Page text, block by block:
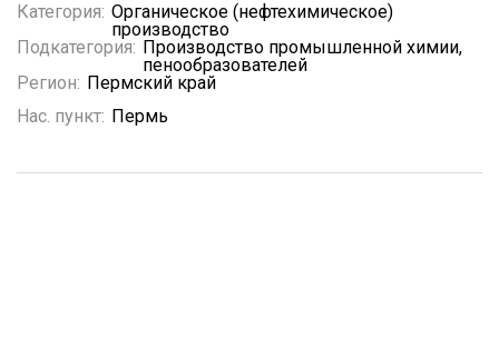
Категория: Органическое (нефтехимическое)
производство
Подкатегория: Производство промышленной химии,
пенообразователей
Регион: Пермский край
Нас. пункт: Пермь